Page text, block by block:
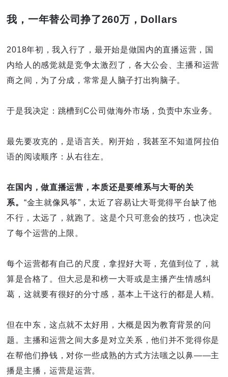
我，一年替公司挣了260万，Dollars
2018年初，我入行了，最开始是做国内的直播运营，国
内给人的感觉就是竞争太激烈了，各大公会、主播和运营
商之间，为了分成，常常是人脑子打出狗脑子。
于是我决定：跳槽到C公司做海外市场，负责中东业务。
最先要攻克的，是语言关。刚开始，我甚至不知道阿拉伯
语的阅读顺序：从右往左。
在国内，做直播运营，本质还是要维系与大哥的关
系。 “金主就像风筝”，太近了容易让大哥觉得平台缺了他
不行，太远了，就跑了。这是个只可意会的技巧，也决定
了每个运营的上限。
每个运营都有自己的尺度，拿捏好大哥，充值到位了，就
算是合格了。但大忌是和榜一大哥或是主播产生情感纠
葛，这就要有很好的分寸感，基本上干这行的都是人精。
但在中东，这点就不太好用，大概是因为教育背景的问
题。主播和运营之间大多是对立关系，他们并不觉得你是
在帮他们挣钱，对你一些成熟的方式方法嗤之以鼻——主
播是主播，运营是运营。